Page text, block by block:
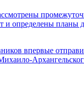
и определены планы